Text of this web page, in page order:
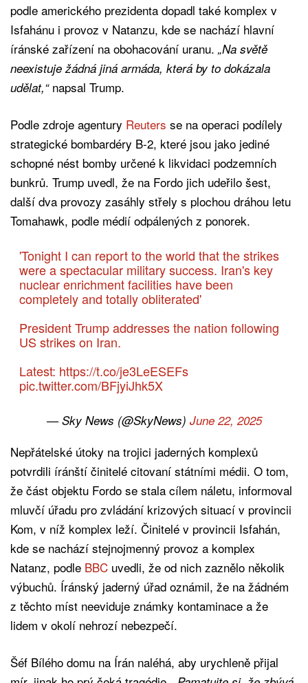
podle amerického prezidenta dopadl také komplex v
Isfahánu i provoz v Natanzu, kde se nachází hlavní
íránské zařízení na obohacování uranu. „Na světě
neexistuje žádná jiná armáda, která by to dokázala
udělat,“napsal Trump.
Podle zdroje agentury Reuters se na operaci podílely
strategické bombardéry B-2, které jsou jako jediné
schopné nést bomby určené k likvidaci podzemních
bunkrů. Trump uvedl, že na Fordo jich udeřilo šest,
další dva provozy zasáhly střely s plochou dráhou letu
Tomahawk, podle médií odpálených z ponorek.
'Tonight I can report to the world that the strikes
were a spectacular military success. Iran's key
nuclear enrichment facilities have been
completely and totally obliterated'
President Trump addresses the nation following
US strikes on Iran.
Latest: https://t.co/je3LeESEFs
pic.twitter.com/BFjyiJhk5X
— Sky News (@SkyNews) June 22, 2025
Nepřátelské útoky na trojici jaderných komplexů
potvrdili íránští činitelé citovaní státními médii. O tom,
že část objektu Fordo se stala cílem náletu, informoval
mluvčí úřadu pro zvládání krizových situací v provincii
Kom, v níž komplex leží. Činitelé v provincii Isfahán,
kde se nachází stejnojmenný provoz a komplex
Natanz, podle BBC uvedli, že od nich zaznělo několik
výbuchů. Íránský jaderný úřad oznámil, že na žádném
z těchto míst neeviduje známky kontaminace a že
lidem v okolí nehrozí nebezpečí.
Šéf Bílého domu na Írán naléhá, aby urychleně přijal